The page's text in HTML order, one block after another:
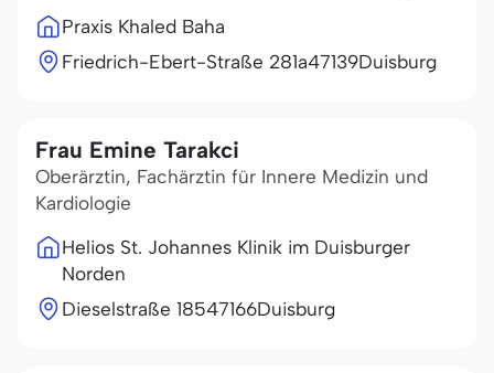
Praxis Khaled Baha
Friedrich-Ebert-Straße 281a47139Duisburg
Frau Emine Tarakci
Oberärztin, Fachärztin für Innere Medizin und
Kardiologie
Helios St. Johannes Klinik im Duisburger
Norden
Dieselstraße 18547166Duisburg